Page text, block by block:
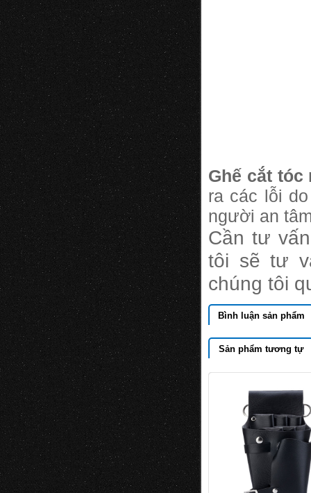
Ghế cắt tóc
ra các lỗi
người an
Cần tư
tôi sẽ tư
chúng tôi
Bình luận sản phẩm
Sản phẩm tương tự